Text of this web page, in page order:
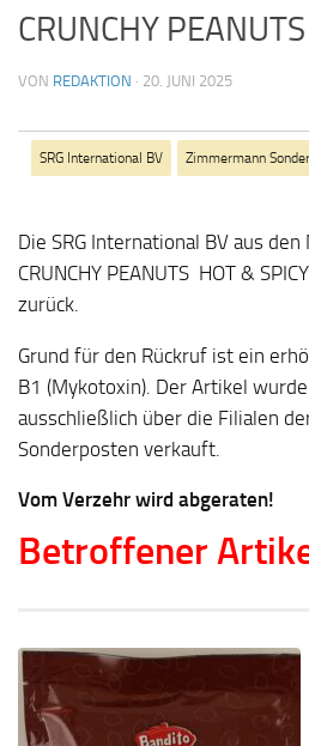
CRUNCHY PEANUTS
VON REDAKTION · 20. JUNI 2025
SRG International BV Zimmermann
Die SRG International BV aus
CRUNCHY PEANUTS HOT &
zurück.
Grund für den Rückruf ist ein
B1 (Mykotoxin). Der Artikel
ausschließlich über die Filialen
Sonderposten verkauft.
Vom Verzehr wird abgeraten!
Betroffener